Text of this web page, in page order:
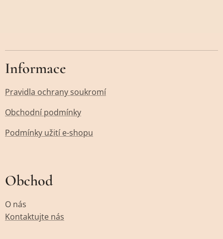
Informace
Pravidla ochrany soukromí
Obchodní podmínky
Podmínky užití e-shopu
Obchod
O nás
Kontaktujte nás